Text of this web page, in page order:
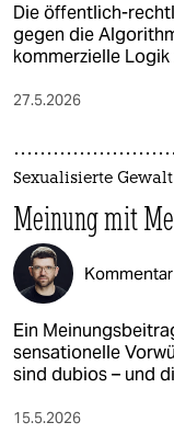
Die öffentlich-
gegen die
kommerzielle
27.5.2026
Sexualisierte
Meinung mit
Ein
sensationelle
sind dubios – und
15.5.2026